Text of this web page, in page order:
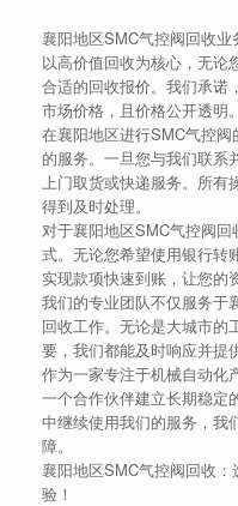
襄阳地区SMC气控阀回收
以高价值回收为核心，无论
合适的回收报价。我们承诺
市场价格，且价格公开透明。
在襄阳地区进行SMC气控
的服务。一旦您与我们联系
上门取货或快递服务。所
得到及时处理。
对于襄阳地区SMC气控阀
式。无论您希望使用银行转
实现款项快速到账，让您的
我们的专业团队不仅服务于
回收工作。无论是大城市的
要，我们都能及时响应并提
作为一家专注于机械自动化
一个合作伙伴建立长期稳定
中继续使用我们的服务，我
障。
襄阳地区SMC气控阀回收
验！